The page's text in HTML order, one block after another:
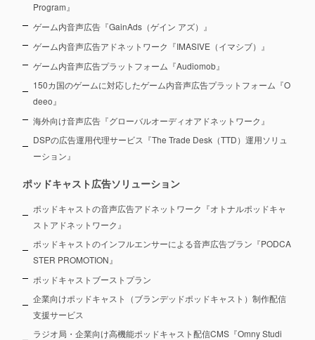
Program』
ゲーム内音声広告『GainAds（ゲイン アズ）』
ゲーム内音声広告アドネットワーク『IMASIVE（イマシブ）』
ゲーム内音声広告プラットフォーム『Audiomob』
150カ国のゲームに対応したゲーム内音声広告プラットフォーム『O
deeo』
海外向け音声広告『グローバルオーディオアドネットワーク』
DSPの広告運用代理サービス『The Trade Desk（TTD）運用ソリュ
ーション』
ポッドキャスト広告ソリューション
ポッドキャストの音声広告アドネットワーク『オトナルポッドキャ
ストアドネットワーク』
ポッドキャストのインフルエンサーによる音声広告プラン『PODCA
STER PROMOTION』
ポッドキャストブーストプラン
企業向けポッドキャスト（ブランデッドポッドキャスト）制作配信
支援サービス
ラジオ局・企業向け高機能ポッドキャスト配信CMS『Omny Studi